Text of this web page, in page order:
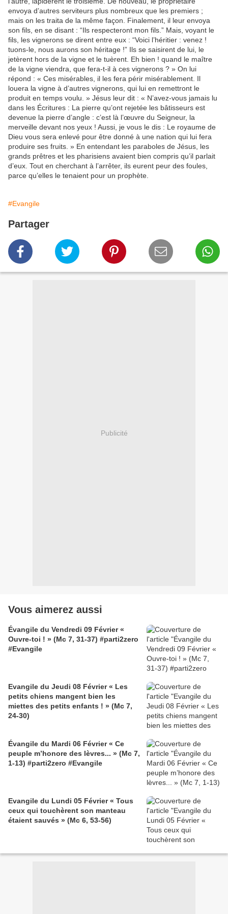
envoya d’autres serviteurs plus nombreux que les premiers ;
mais on les traita de la même façon. Finalement, il leur envoya
son fils, en se disant : “Ils respecteront mon fils.” Mais, voyant le
fils, les vignerons se dirent entre eux : “Voici l’héritier : venez !
tuons-le, nous aurons son héritage !” Ils se saisirent de lui, le
jetèrent hors de la vigne et le tuèrent. Eh bien ! quand le maître
de la vigne viendra, que fera-t-il à ces vignerons ? » On lui
répond : « Ces misérables, il les fera périr misérablement. Il
louera la vigne à d’autres vignerons, qui lui en remettront le
produit en temps voulu. » Jésus leur dit : « N’avez-vous jamais lu
dans les Écritures : La pierre qu’ont rejetée les bâtisseurs est
devenue la pierre d’angle : c’est là l’œuvre du Seigneur, la
merveille devant nos yeux ! Aussi, je vous le dis : Le royaume de
Dieu vous sera enlevé pour être donné à une nation qui lui fera
produire ses fruits. » En entendant les paraboles de Jésus, les
grands prêtres et les pharisiens avaient bien compris qu’il parlait
d’eux. Tout en cherchant à l’arrêter, ils eurent peur des foules,
parce qu’elles le tenaient pour un prophète.
#Evangile
Partager
Publicité
Vous aimerez aussi
Évangile du Vendredi 09 Février «
Ouvre-toi ! » (Mc 7, 31-37) #parti2zero
#Evangile
Evangile du Jeudi 08 Février « Les
petits chiens mangent bien les
miettes des petits enfants ! » (Mc 7,
24-30)
Évangile du Mardi 06 Février « Ce
peuple m’honore des lèvres... » (Mc 7,
1-13) #parti2zero #Evangile
Evangile du Lundi 05 Février « Tous
ceux qui touchèrent son manteau
étaient sauvés » (Mc 6, 53-56)